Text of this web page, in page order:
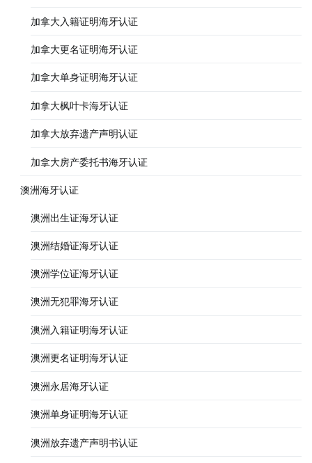
加拿大入籍证明海牙认证
加拿大更名证明海牙认证
加拿大单身证明海牙认证
加拿大枫叶卡海牙认证
加拿大放弃遗产声明认证
加拿大房产委托书海牙认证
澳洲海牙认证
澳洲出生证海牙认证
澳洲结婚证海牙认证
澳洲学位证海牙认证
澳洲无犯罪海牙认证
澳洲入籍证明海牙认证
澳洲更名证明海牙认证
澳洲永居海牙认证
澳洲单身证明海牙认证
澳洲放弃遗产声明书认证